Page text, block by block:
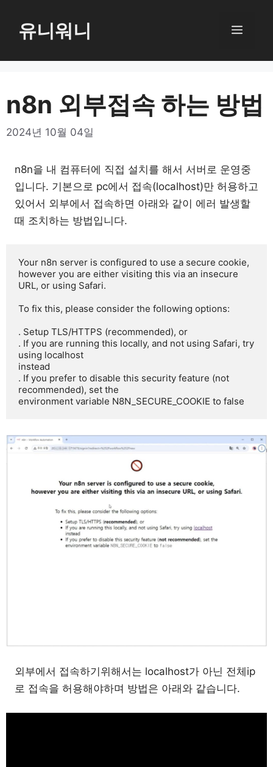
로
뛰
기
유니워니 메
n8n 외부접속 하는 방법
2024년 10월 04일
n8n을 내 컴퓨터에 직접 설치를 해서 서버로 운영중
입니다. 기본으로 pc에서 접속(localhost)만 허용하고
있어서 외부에서 접속하면 아래와 같이 에러 발생할
때 조치하는 방법입니다.
Your n8n server is configured to use a secure cookie,
however you are either visiting this via an insecure
URL, or using Safari.
To fix this, please consider the following options:
. Setup TLS/HTTPS (recommended), or
. If you are running this locally, and not using Safari, try
using localhost
instead
. If you prefer to disable this security feature (not
recommended), set the
environment variable N8N_SECURE_COOKIE to false
외부에서 접속하기위해서는 localhost가 아닌 전체ip
로 접속을 허용해야하며 방법은 아래와 같습니다.